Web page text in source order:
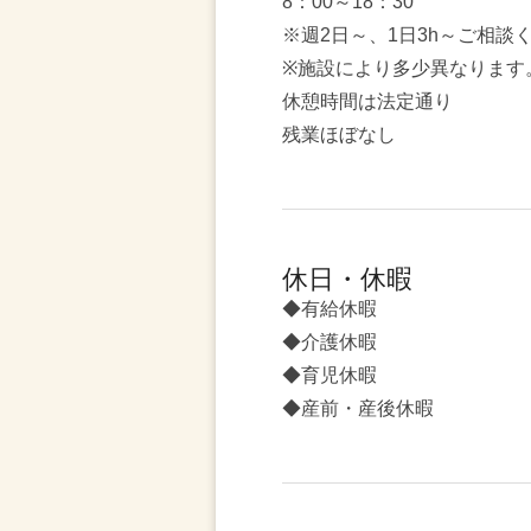
※週2日～、1日3h～ご相談く
※施設により多少異なります
休憩時間は法定通り
残業ほぼなし
休日・休暇
◆有給休暇
◆介護休暇
◆育児休暇
◆産前・産後休暇